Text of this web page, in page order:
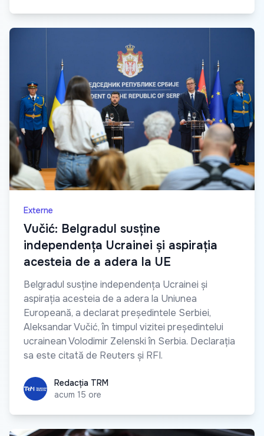
Externe
Vučić: Belgradul susține
independența Ucrainei și aspirația
acesteia de a adera la UE
Belgradul susține independența Ucrainei și
aspirația acesteia de a adera la Uniunea
Europeană, a declarat președintele Serbiei,
Aleksandar Vučić, în timpul vizitei președintelui
ucrainean Volodimir Zelenski în Serbia. Declarația
sa este citată de Reuters și RFI.
Redacția TRM
Redacția TRM
acum 15 ore